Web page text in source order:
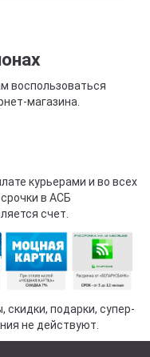
воспользоваться
магазина.
курьерами и во всех
в АСБ
счет.
скидки, подарки, супер-
не действуют.